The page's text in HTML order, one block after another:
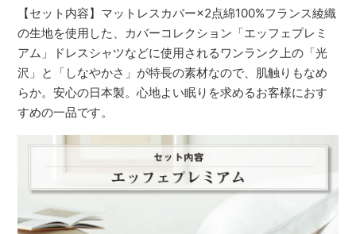
【セット内容】マットレスカバー×2点綿100%フランス綾織
の生地を使用した、カバーコレクション「エッフェプレミ
アム」ドレスシャツなどに使用されるワンランク上の「光
沢」と「しなやかさ」が特長の素材なので、肌触りもなめ
らか。安心の日本製。心地よい眠りを求めるお客様におす
すめの一品です。